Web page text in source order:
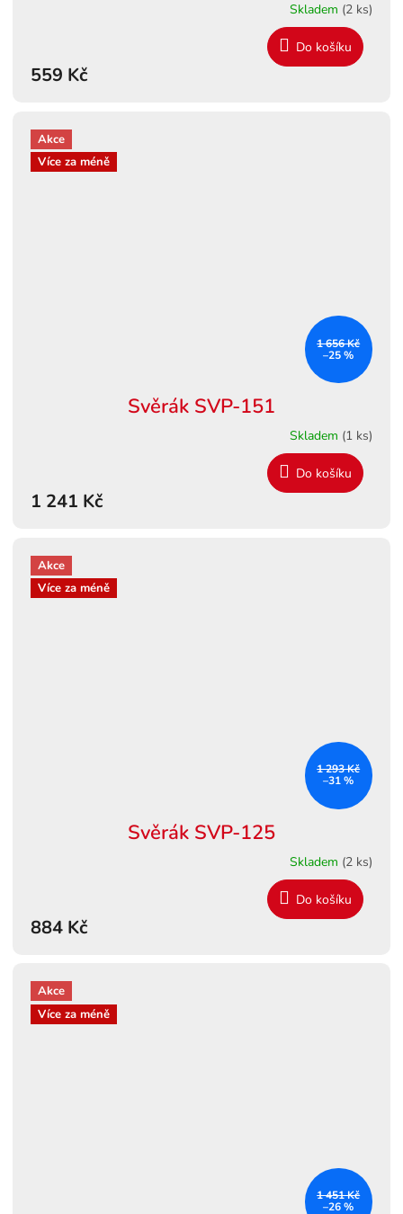
Skladem (2 ks)
559 Kč
Do košíku
Akce
Více za méně
1 656 Kč
–25 %
Svěrák SVP-151
Skladem (1 ks)
1 241 Kč
Do košíku
Akce
Více za méně
1 293 Kč
–31 %
Svěrák SVP-125
Skladem (2 ks)
884 Kč
Do košíku
Akce
Více za méně
1 451 Kč
–26 %